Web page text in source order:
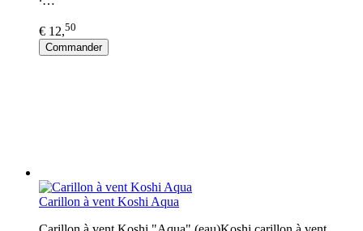
€ 12,50
Commander
Carillon à vent Koshi Aqua